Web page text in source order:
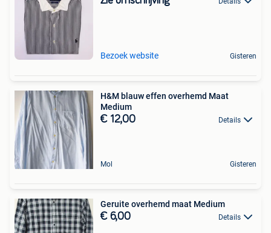
Bezoek website Gisteren
H&M blauw effen overhemd Maat
Medium
€ 12,00 Details
Mol Gisteren
Geruite overhemd maat Medium
€ 6,00 Details